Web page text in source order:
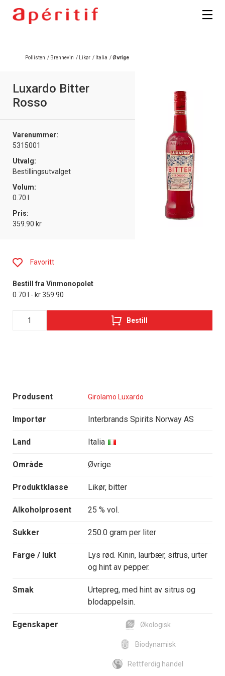
Pollisten / Brennevin / Likør / Italia /Øvrige
Luxardo Bitter
Rosso
Varenummer:
5315001
Utvalg:
Bestillingsutvalget
Volum:
0.70 l
Pris:
359.90 kr
Produsent Girolamo Luxardo
Importør Interbrands Spirits Norway AS
Land Italia
Område Øvrige
Produktklasse Likør, bitter
Alkoholprosent 25 % vol.
Sukker 250.0 gram per liter
Farge / lukt
Lys rød. Kinin, laurbær, sitrus, urter
og hint av pepper.
Smak
Urtepreg, med hint av sitrus og
blodappelsin.
Egenskaper Økologisk
Biodynamisk
Rettferdig handel
Favoritt
Bestill fra Vinmonopolet
0.70 l - kr 359.90
Bestill